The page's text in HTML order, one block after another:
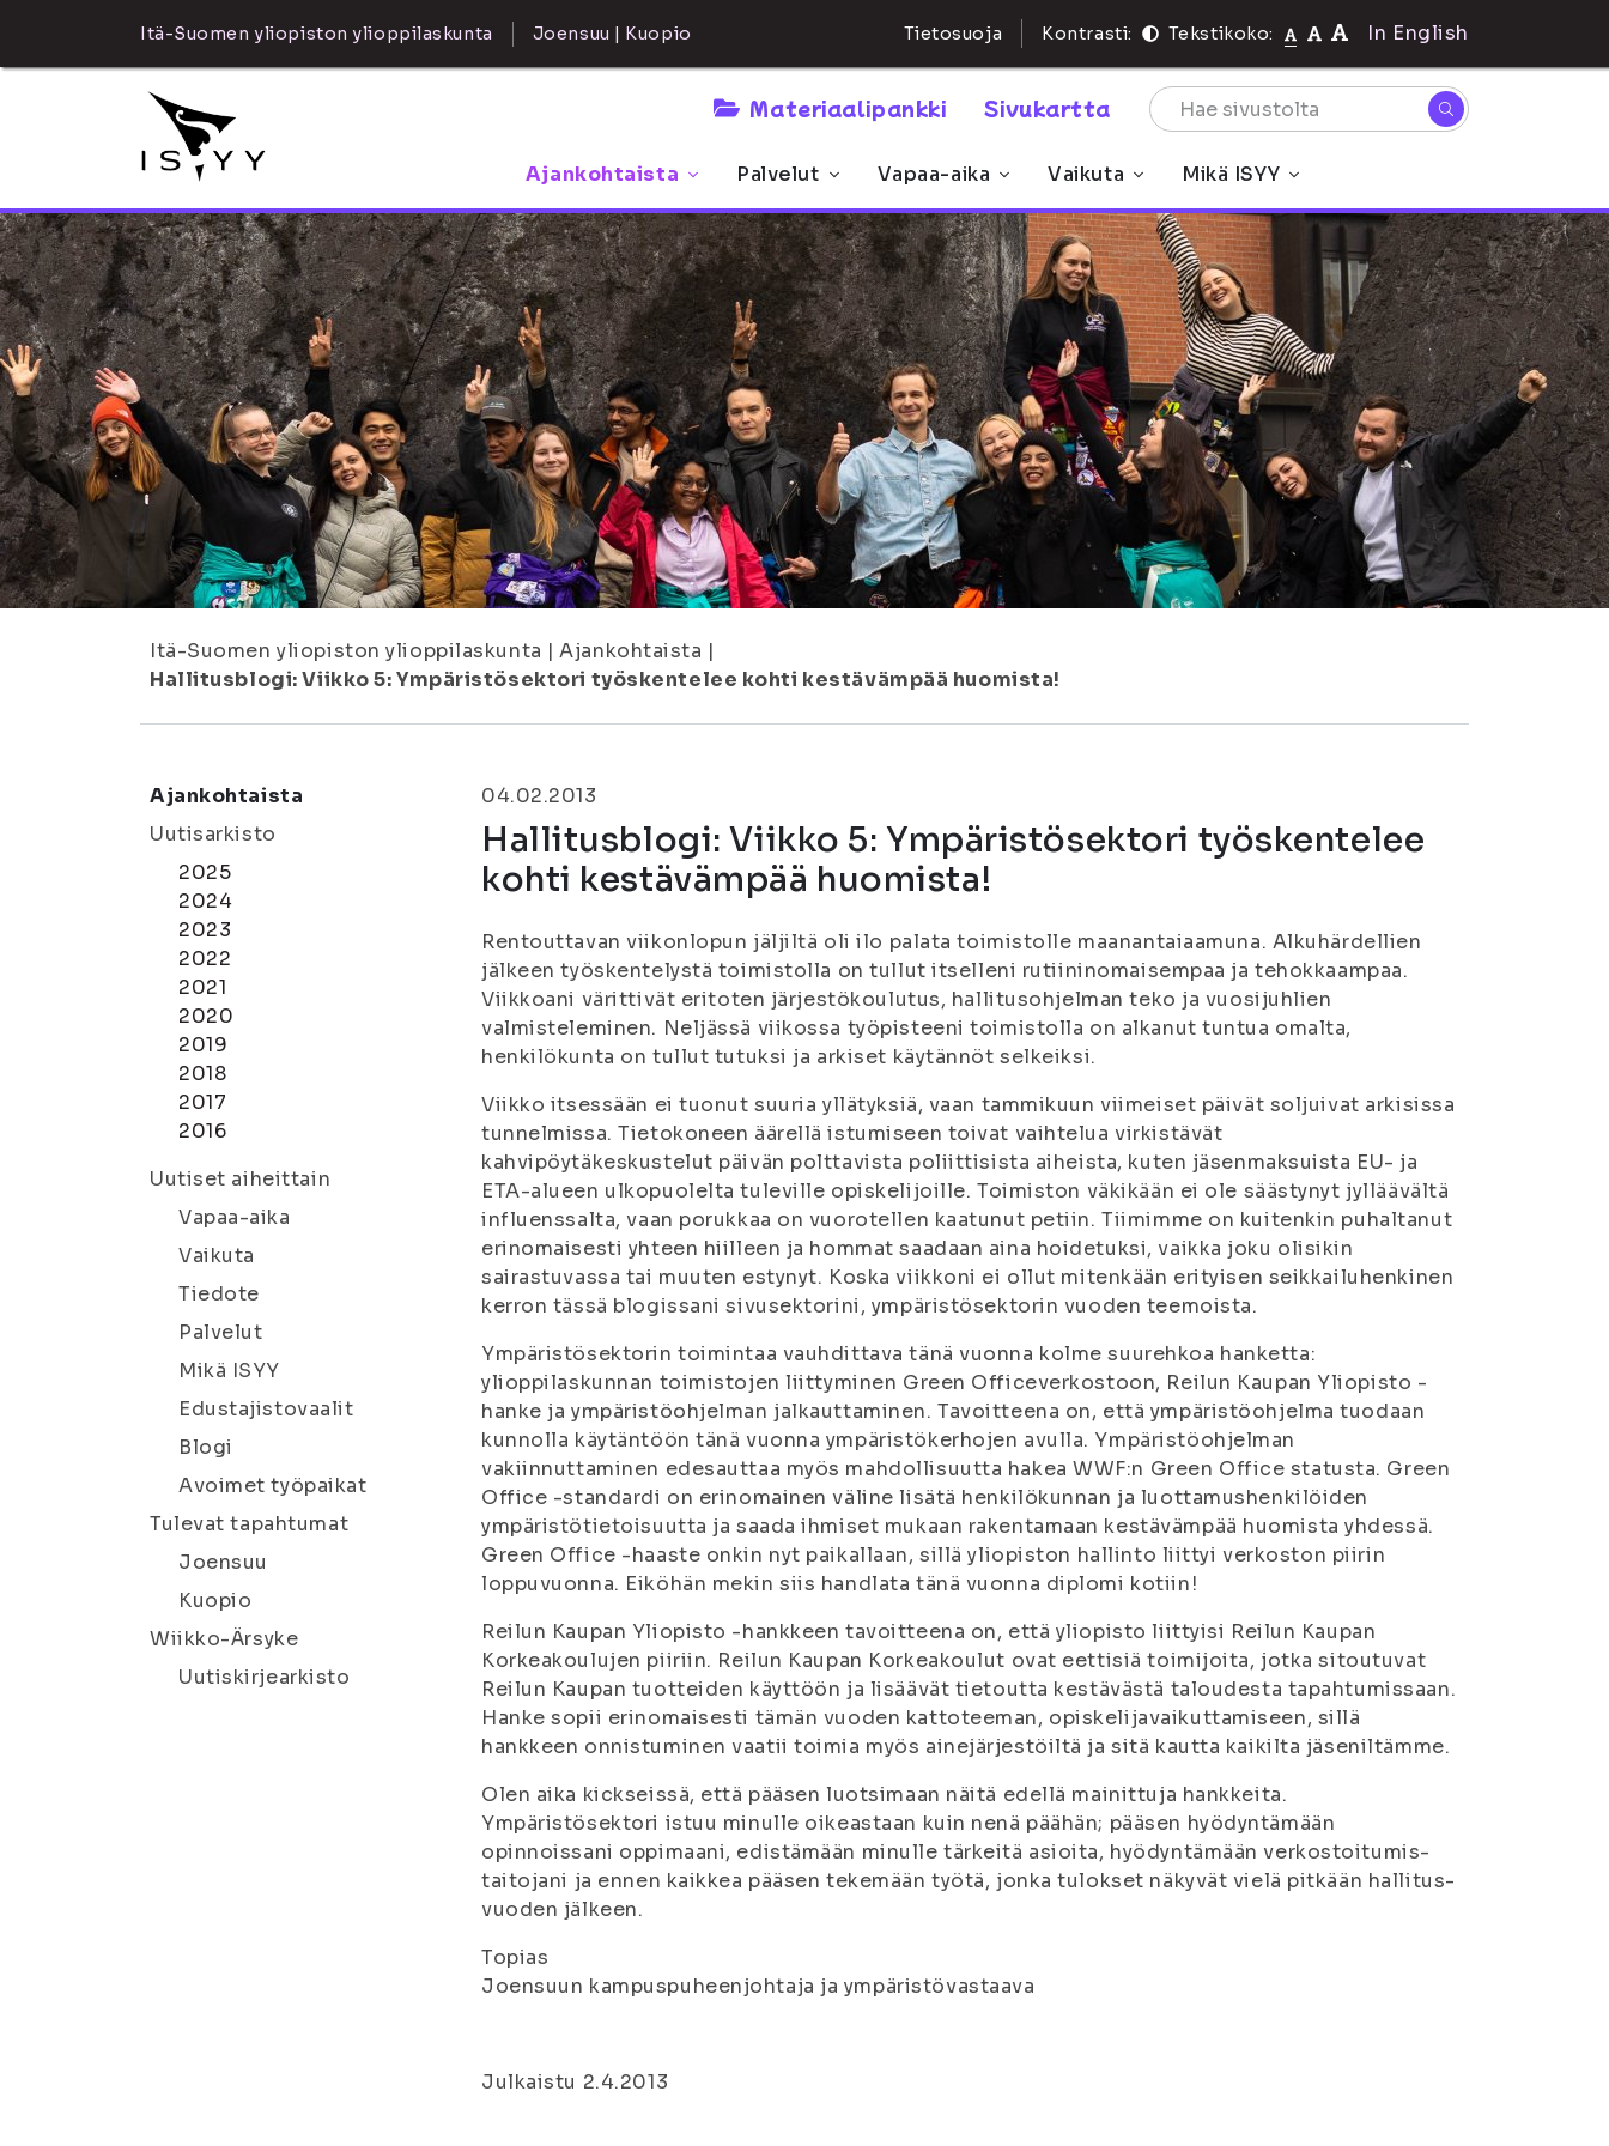
Itä-Suomen yliopiston ylioppilaskunta Joensuu | Kuopio Tietosuoja Kontrasti: Tekstikoko: In English
Materiaalipankki Sivukartta
Ajankohtaista Palvelut Vapaa-aika Vaikuta Mikä ISYY
Itä-Suomen yliopiston ylioppilaskunta | Ajankohtaista |
Hallitusblogi: Viikko 5: Ympäristösektori työskentelee kohti kestävämpää huomista!
Ajankohtaista
Uutisarkisto
2025
2024
2023
2022
2021
2020
2019
2018
2017
2016
Uutiset aiheittain
Vapaa-aika
Vaikuta
Tiedote
Palvelut
Mikä ISYY
Edustajistovaalit
Blogi
Avoimet työpaikat
Tulevat tapahtumat
Joensuu
Kuopio
Wiikko-Ärsyke
Uutiskirjearkisto
04.02.2013
Hallitusblogi: Viikko 5: Ympäristösektori työskentelee
kohti kestävämpää huomista!
Rentouttavan viikonlopun jäljiltä oli ilo palata toimistolle maanantaiaamuna. Alkuhärdellien
jälkeen työskentelystä toimistolla on tullut itselleni rutiininomaisempaa ja tehokkaampaa.
Viikkoani värittivät eritoten järjestökoulutus, hallitusohjelman teko ja vuosijuhlien
valmisteleminen. Neljässä viikossa työpisteeni toimistolla on alkanut tuntua omalta,
henkilökunta on tullut tutuksi ja arkiset käytännöt selkeiksi.
Viikko itsessään ei tuonut suuria yllätyksiä, vaan tammikuun viimeiset päivät soljuivat arkisissa
tunnelmissa. Tietokoneen äärellä istumiseen toivat vaihtelua virkistävät
kahvipöytäkeskustelut päivän polttavista poliittisista aiheista, kuten jäsenmaksuista EU-­ ja
ETA-alueen ulkopuolelta tuleville opiskelijoille. Toimiston väkikään ei ole säästynyt jylläävältä
influenssalta, vaan porukkaa on vuorotellen kaatunut petiin. Tiimimme on kuitenkin puhaltanut
erinomaisesti yhteen hiilleen ja hommat saadaan aina hoidetuksi, vaikka joku olisikin
sairastuvassa tai muuten estynyt. Koska viikkoni ei ollut mitenkään erityisen seikkailuhenkinen
kerron tässä blogissani sivusektorini, ympäristösektorin vuoden teemoista.
Ympäristösektorin toimintaa vauhdittava tänä vuonna kolme suurehkoa hanketta:
ylioppilaskunnan toimistojen liittyminen Green Office­verkostoon, Reilun Kaupan Yliopisto ­
hanke ja ympäristöohjelman jalkauttaminen. Tavoitteena on, että ympäristöohjelma tuodaan
kunnolla käytäntöön tänä vuonna ympäristö­kerhojen avulla. Ympäristöohjelman
vakiinnuttaminen edesauttaa myös mahdollisuutta hakea WWF:n Green Office ­statusta. Green
Office ­-standardi on erinomainen väline lisätä henkilökunnan ja luottamushenkilöiden
ympäristötietoisuutta ja saada ihmiset mukaan rakentamaan kestävämpää huomista yhdessä.
Green Office -­haaste onkin nyt paikallaan, sillä yliopiston hallinto liittyi verkoston piirin
loppuvuonna. Eiköhän mekin siis handlata tänä vuonna diplomi kotiin!
Reilun Kaupan Yliopisto ­-hankkeen tavoitteena on, että yliopisto liittyisi Reilun Kaupan
Korkeakoulujen piiriin. Reilun Kaupan Korkeakoulut ovat eettisiä toimijoita, jotka sitoutuvat
Reilun Kaupan tuotteiden käyttöön ja lisäävät tietoutta kestävästä taloudesta tapahtumissaan.
Hanke sopii erinomaisesti tämän vuoden katto­teeman, opiskelijavaikuttamiseen, sillä
hankkeen onnistuminen vaatii toimia myös ainejärjestöiltä ja sitä kautta kaikilta jäseniltämme.
Olen aika kickseissä, että pääsen luotsimaan näitä edellä mainittuja hankkeita.
Ympäristösektori istuu minulle oikeastaan kuin nenä päähän; pääsen hyödyntämään
opinnoissani oppimaani, edistämään minulle tärkeitä asioita, hyödyntämään verkostoitumis­
taitojani ja ennen kaikkea pääsen tekemään työtä, jonka tulokset näkyvät vielä pitkään hallitus­
vuoden jälkeen.
Topias
Joensuun kampuspuheenjohtaja ja ympäristövastaava
Julkaistu 2.4.2013